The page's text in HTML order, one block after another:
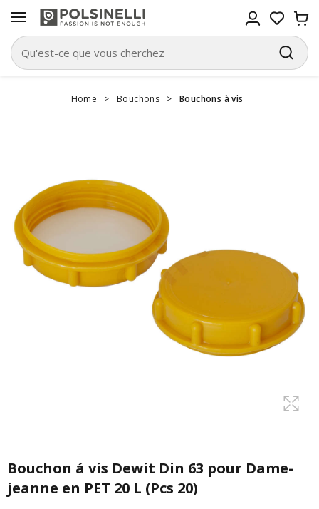
Home > Bouchons > Bouchons à vis
Bouchon á vis Dewit Din 63 pour Dame-
jeanne en PET 20 L (Pcs 20)